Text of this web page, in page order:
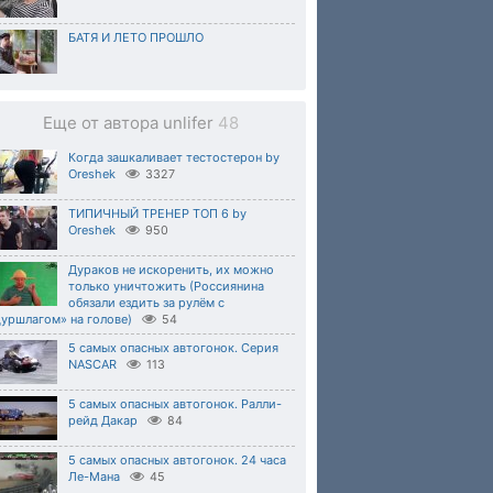
БАТЯ И ЛЕТО ПРОШЛО
Еще от автора unlifer 48
Когда зашкаливает тестостерон by
Oreshek
3327
ТИПИЧНЫЙ ТРЕНЕР ТОП 6 by
Oreshek
950
Дураков не искоренить, их можно
только уничтожить (Россиянина
обязали ездить за рулём с
на голове)
54
5 самых опасных автогонок. Серия
NASCAR
113
5 самых опасных автогонок. Ралли-
рейд Дакар
84
5 самых опасных автогонок. 24 часа
Ле-Мана
45